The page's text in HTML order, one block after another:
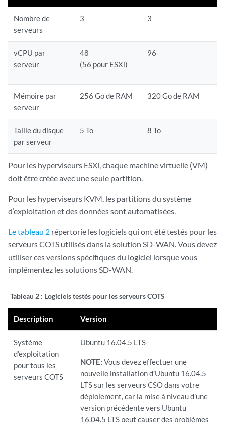
Nombre de
serveurs
3 3
vCPU par
serveur
48
(56 pour ESXi)
96
Mémoire par
serveur
256 Go de RAM 320 Go de RAM
Taille du disque
par serveur
5 To 8 To
Pour les hyperviseurs ESXi, chaque machine virtuelle (VM)
doit être créée avec une seule partition.
Pour les hyperviseurs KVM, les partitions du système
d’exploitation et des données sont automatisées.
Le tableau 2 répertorie les logiciels qui ont été testés pour les
serveurs COTS utilisés dans la solution SD-WAN. Vous devez
utiliser ces versions spécifiques du logiciel lorsque vous
implémentez les solutions SD-WAN.
Tableau 2 : Logiciels testés pour les serveurs COTS
Description Version
Système
d’exploitation
pour tous les
serveurs COTS
Ubuntu 16.04.5 LTS
NOTE: Vous devez effectuer une
nouvelle installation d’Ubuntu 16.04.5
LTS sur les serveurs CSO dans votre
déploiement, car la mise à niveau d’une
version précédente vers Ubuntu
16.04.5 LTS peut causer des problèmes